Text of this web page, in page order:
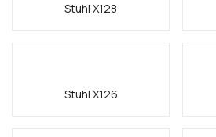
Stuhl X128
Stuhl X126